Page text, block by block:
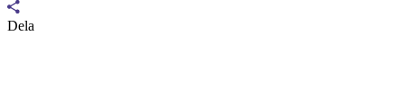
Dela